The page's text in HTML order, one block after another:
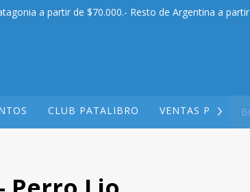
a partir de $70.000.- Resto de Argentina a
CLUB PATALIBRO VENTAS POR